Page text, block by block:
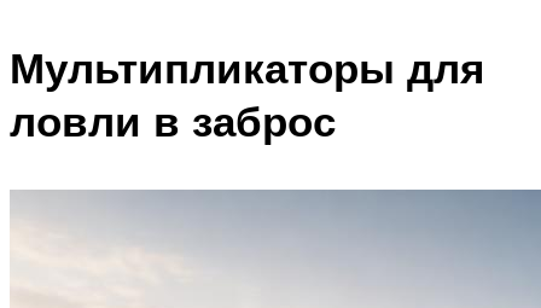
Мультипликаторы для
ловли в заброс